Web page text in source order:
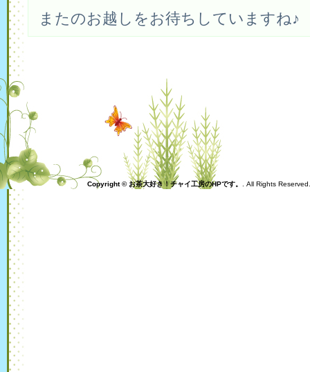
またのお越しをお待ちしていますね♪
Copyright © お茶大好き！チャイ工房のHPです。 . All Rights